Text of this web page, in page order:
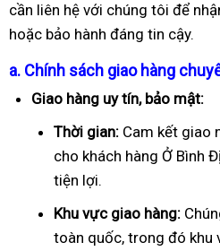
cần liên hệ với chúng tôi để
hoặc bảo hành đáng tin cậy.
a. Chính sách giao hàng
Giao hàng uy tín, bảo mật:
Thời gian: Cam kết giao
cho khách hàng Ở Bình
tiện lợi.
Khu vực giao hàng:
toàn quốc, trong đó khu